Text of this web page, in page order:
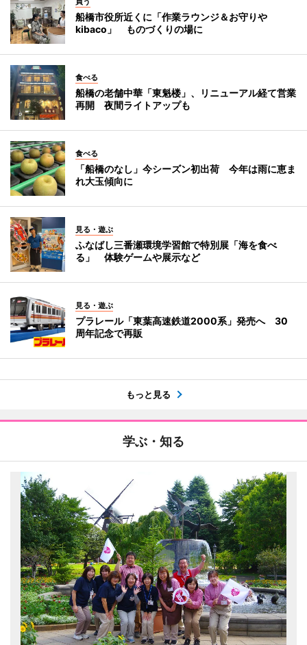
船橋市役所近くに「作業ラウンジ＆お守りや
kibaco」 ものづくりの場に
食べる
船橋の老舗中華「東魁楼」、リニューアル経て営業
再開 夜間ライトアップも
食べる
「船橋のなし」今シーズン初出荷 今年は雨に恵ま
れ大玉傾向に
見る・遊ぶ
ふなばし三番瀬環境学習館で特別展「海を食べ
る」 体験ゲームや展示など
見る・遊ぶ
プラレール「東葉高速鉄道2000系」発売へ 30
周年記念で再販
もっと見る
学ぶ・知る